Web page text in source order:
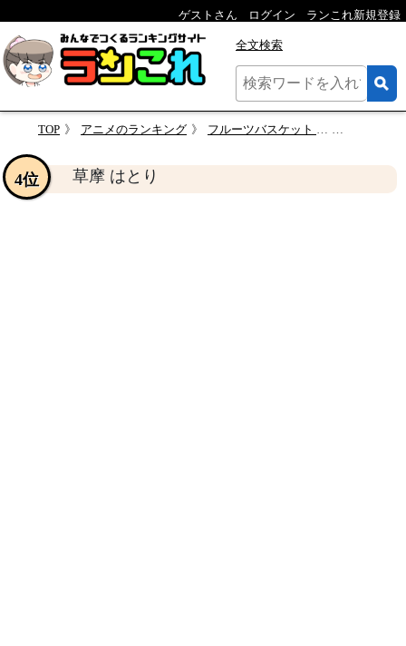
ゲストさん ログイン ランこれ新規登録
全文検索
TOP アニメのランキング フルーツバスケット 人気キャラクター投票
草摩 はとり
4位